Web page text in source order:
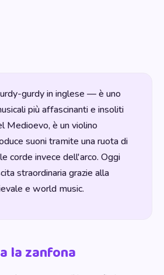
gurdy in inglese — è uno
più affascinanti e insoliti
Medioevo, è un violino
suoni tramite una ruota di
corde invece dell'arco. Oggi
straordinaria grazie alla
e world music.
la zanfona